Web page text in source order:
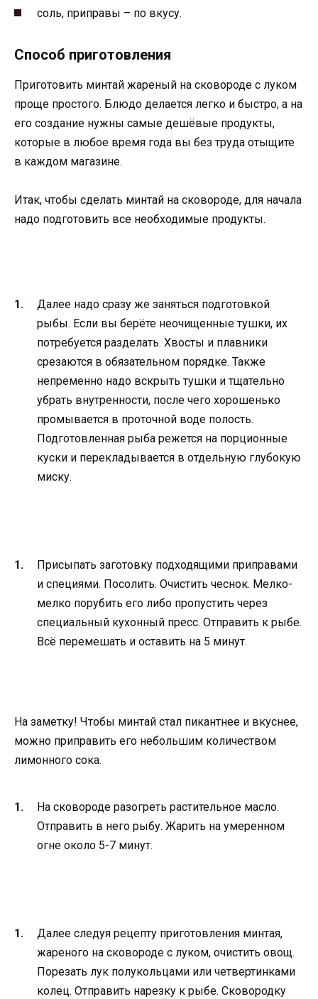
соль, приправы – по вкусу.
Способ приготовления
Приготовить минтай жареный на сковороде с луком
проще простого. Блюдо делается легко и быстро, а на
его создание нужны самые дешёвые продукты,
которые в любое время года вы без труда отыщите
в каждом магазине.
Итак, чтобы сделать минтай на сковороде, для начала
надо подготовить все необходимые продукты.
Далее надо сразу же заняться подготовкой
рыбы. Если вы берёте неочищенные тушки, их
потребуется разделать. Хвосты и плавники
срезаются в обязательном порядке. Также
непременно надо вскрыть тушки и тщательно
убрать внутренности, после чего хорошенько
промывается в проточной воде полость.
Подготовленная рыба режется на порционные
куски и перекладывается в отдельную глубокую
миску.
Присыпать заготовку подходящими приправами
и специями. Посолить. Очистить чеснок. Мелко-
мелко порубить его либо пропустить через
специальный кухонный пресс. Отправить к рыбе.
Всё перемешать и оставить на 5 минут.
На заметку! Чтобы минтай стал пикантнее и вкуснее,
можно приправить его небольшим количеством
лимонного сока.
На сковороде разогреть растительное масло.
Отправить в него рыбу. Жарить на умеренном
огне около 5-7 минут.
Далее следуя рецепту приготовления минтая,
жареного на сковороде с луком, очистить овощ.
Порезать лук полукольцами или четвертинками
колец. Отправить нарезку к рыбе. Сковородку